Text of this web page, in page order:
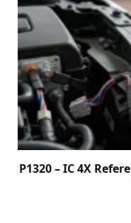
P1320 – IC 4X